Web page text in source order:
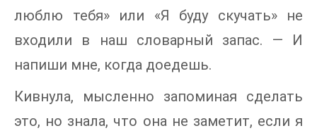
люблю тебя» или «Я буду скучать» не
входили в наш словарный запас. — И
напиши мне, когда доедешь.
Кивнула, мысленно запоминая сделать
это, но знала, что она не заметит, если я